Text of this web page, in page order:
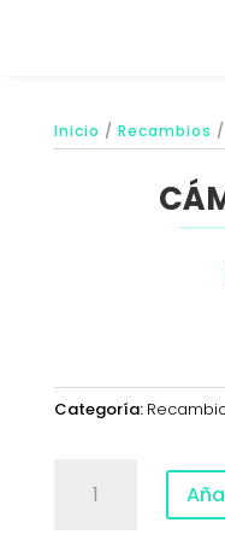
Inicio / Recambios
Categoría: